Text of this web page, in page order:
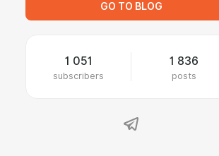
GO TO BLOG
1 051
subscribers
1 836
posts